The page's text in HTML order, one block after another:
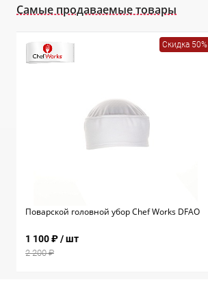
Самые продаваемые товары
Скидка 50%
Поварской головной убор Chef Works DFAO
1 100 ₽/ шт
2 200 ₽